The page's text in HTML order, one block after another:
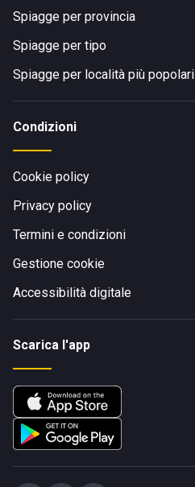
Spiagge per provincia
Spiagge per tipo
Spiagge per località più popolari
Condizioni
Cookie policy
Privacy policy
Termini e condizioni
Gestione cookie
Accessibilità digitale
Scarica l'app